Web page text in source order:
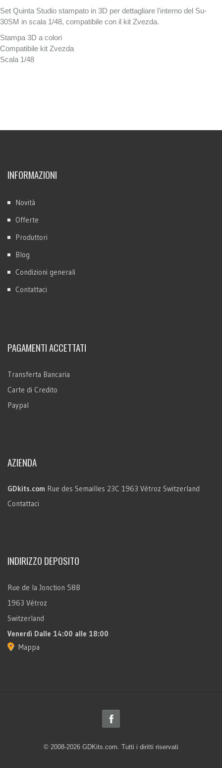
Set Quinta Studio stampato in 3D per dettagliare l'interno del Su-
30SM in scala 1/48, compatibile con il kit Zvezda.
Stampa 3D a colori
Compatibile kit Zvezda
Scala 1/48
INFORMAZIONI
Novità
Offerte
Produttori
Blog
Condizioni generali
Contattaci
PAGAMENTI ACCETTATI
Transferta Bancaria
Carte di Credito
Paypal
AZIENDA
GDkits.com Rue des Semailles 23C 1963 Vétroz Switzerland
Contattaci
INDIRIZZO DEPOSITO
Rue de la Jonction 58B
1963 Vétroz
Switzerland
Venerdì Dalle 14:00 alle 18:00
Mappa
© 2008-2026 GDKits.com. Tutti i diritti riservati